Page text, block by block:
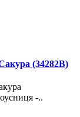
(34282B)
-..